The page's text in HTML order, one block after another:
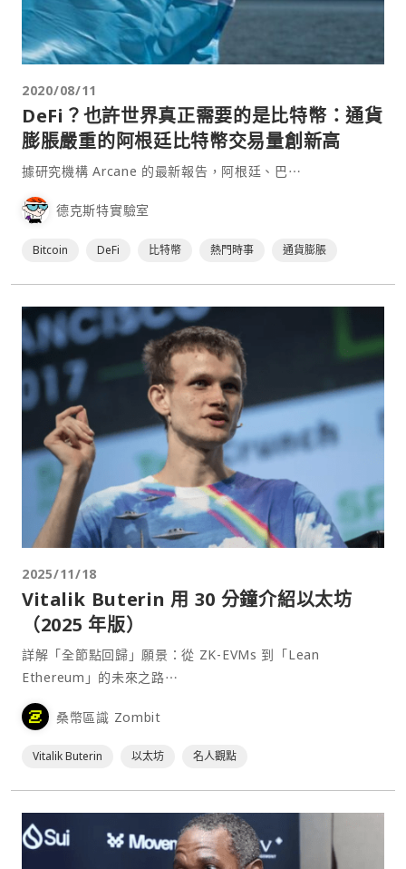
2020/08/11
DeFi？也許世界真正需要的是比特幣：通貨
膨脹嚴重的阿根廷比特幣交易量創新高
據研究機構 Arcane 的最新報告，阿根廷、巴⋯
德克斯特實驗室
Bitcoin DeFi 比特幣 熱門時事 通貨膨脹
2025/11/18
Vitalik Buterin 用 30 分鐘介紹以太坊
（2025 年版）
詳解「全節點回歸」願景：從 ZK-EVMs 到「Lean
Ethereum」的未來之路⋯
桑幣區識 Zombit
Vitalik Buterin 以太坊 名人觀點